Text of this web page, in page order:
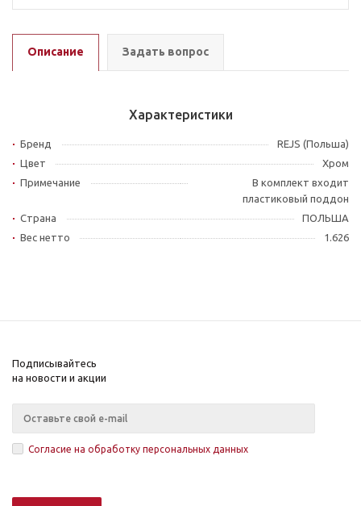
Описание Задать вопрос
Характеристики
Бренд
REJS (Польша)
Цвет
Хром
Примечание
В комплект входит
пластиковый поддон
Страна
ПОЛЬША
Вес нетто
1.626
Подписывайтесь
на новости и акции
Согласие на обработку персональных данных